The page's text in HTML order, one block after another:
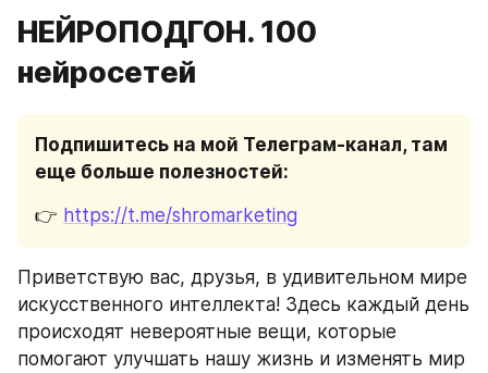
НЕЙРОПОДГОН. 100
нейросетей
Подпишитесь на мой Телеграм-канал, там
еще больше полезностей:
👉 https://t.me/shromarketing
Приветствую вас, друзья, в удивительном мире
искусственного интеллекта! Здесь каждый день
происходят невероятные вещи, которые
помогают улучшать нашу жизнь и изменять мир